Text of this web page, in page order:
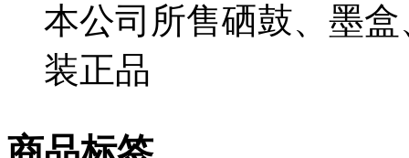
本公司所售硒鼓、墨
装正品